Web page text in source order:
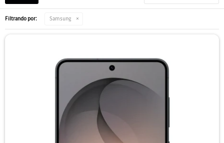
Filtrando por: Samsung